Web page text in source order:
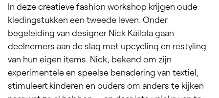
In deze creatieve fashion workshop krijgen oude
kledingstukken een tweede leven. Onder
begeleiding van designer Nick Kailola gaan
deelnemers aan de slag met upcycling en restyling
van hun eigen items. Nick, bekend om zijn
experimentele en speelse benadering van textiel,
stimuleert kinderen en ouders om anders te kijken